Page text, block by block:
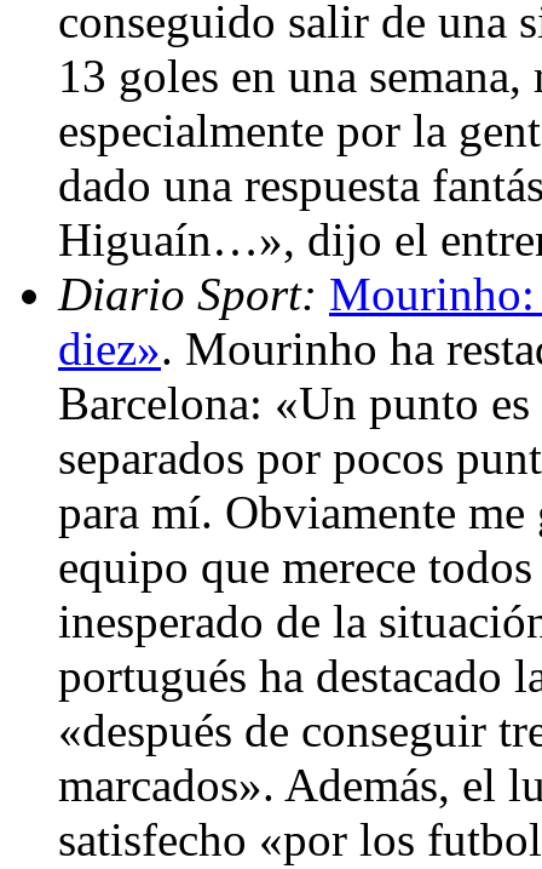
conseguido salir de una
13 goles en una
especialmente por la
dado una respuesta
Higuaín…», dijo el
Diario Sport:
diez». Mourinho ha
Barcelona: «Un punto
separados por pocos
para mí. Obviamente me
equipo que merece
inesperado de la
portugués ha destacado
«después de conseguir
marcados». Además, el
satisfecho «por los